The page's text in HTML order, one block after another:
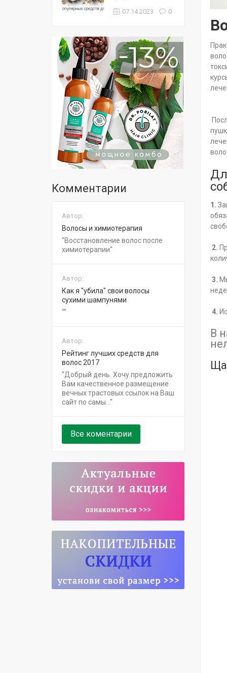
07.14.2023 0
Комментарии
Автор:
Волосы и химиотерапия
Восстановление волос после
химиотерапии
Автор:
Как я "убила" свои волосы
сухими шампунями
Автор:
Рейтинг лучших средств для
волос 2017
Добрый день. Хочу предложить
Вам качественное размещение
вечных трастовых ссылок на Ваш
сайт по самы...
Все коментарии
1.
2.
3.
4.
В